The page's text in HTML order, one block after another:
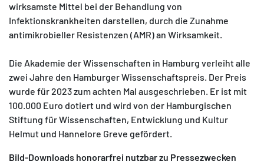
wirksamste Mittel bei der Behandlung von
Infektionskrankheiten darstellen, durch die Zunahme
antimikrobieller Resistenzen (AMR) an Wirksamkeit.
Die Akademie der Wissenschaften in Hamburg verleiht alle
zwei Jahre den Hamburger Wissenschaftspreis. Der Preis
wurde für 2023 zum achten Mal ausgeschrieben. Er ist mit
100.000 Euro dotiert und wird von der Hamburgischen
Stiftung für Wissenschaften, Entwicklung und Kultur
Helmut und Hannelore Greve gefördert.
Bild-Downloads honorarfrei nutzbar zu Pressezwecken